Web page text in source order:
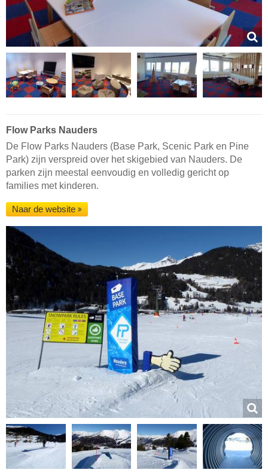
Flow Parks Nauders
De Flow Parks Nauders (Base Park, Scenic Park en Pine
Park) zijn verspreid over het skigebied van Nauders. De
parken zijn meestal eenvoudig en volledig gericht op
families met kinderen.
Naar de website